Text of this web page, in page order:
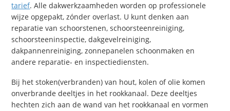
tarief. Alle dakwerkzaamheden worden op professionele
wijze opgepakt, zónder overlast. U kunt denken aan
reparatie van schoorstenen, schoorsteenreiniging,
schoorsteeninspectie, dakgevelreiniging,
dakpannenreiniging, zonnepanelen schoonmaken en
andere reparatie- en inspectiediensten.
Bij het stoken(verbranden) van hout, kolen of olie komen
onverbrande deeltjes in het rookkanaal. Deze deeltjes
hechten zich aan de wand van het rookkanaal en vormen